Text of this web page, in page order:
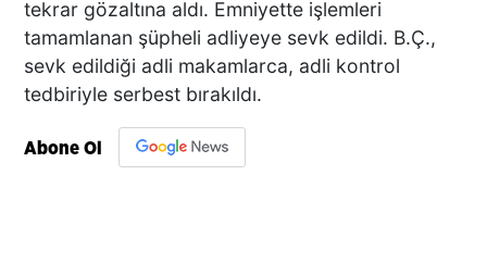
tekrar gözaltına aldı. Emniyette işlemleri
tamamlanan şüpheli adliyeye sevk edildi. B.Ç.,
sevk edildiği adli makamlarca, adli kontrol
tedbiriyle serbest bırakıldı.
Abone Ol